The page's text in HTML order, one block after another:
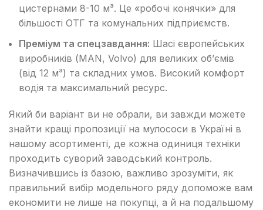
цистернами 8-10 м³. Це «робочі конячки» для
більшості ОТГ та комунальних підприємств.
Преміум та спецзавдання: Шасі європейських
виробників (MAN, Volvo) для великих об’ємів
(від 12 м³) та складних умов. Високий комфорт
водія та максимальний ресурс.
Який би варіант ви не обрали, ви завжди можете
знайти кращі пропозиції на мулососи в Україні в
нашому асортименті, де кожна одиниця техніки
проходить суворий заводський контроль.
Визначившись із базою, важливо зрозуміти, як
правильний вибір модельного ряду допоможе вам
економити не лише на покупці, а й на подальшому